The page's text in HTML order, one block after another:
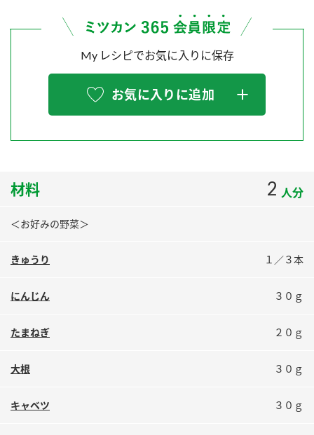
炊き込みご飯の素 米飯用調味液
Fibee
三ツ判山吹
スペシャルサイト
お酢を知ろう！
すしラボ
納豆の豆知識
ロングセラー商品 ＋ おすすめレシピ
MIM（ミツカンミュージアム）
お客様の声をいかしました
販売終了製品のご案内
よくあるご質問
ミツカン公式通販
My レシピでお気に入りに保存
お気に入りに追加
材料 2 人分
＜お好みの野菜＞
きゅうり １／３本
にんじん ３０ｇ
たまねぎ ２０ｇ
大根 ３０ｇ
キャベツ ３０ｇ